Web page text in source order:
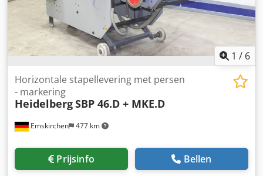
1 / 6
Emskirchen 477 km
Horizontale stapellevering met persen
- markering
HeidelbergSBP 46.D + MKE.D
Prijsinfo Bellen